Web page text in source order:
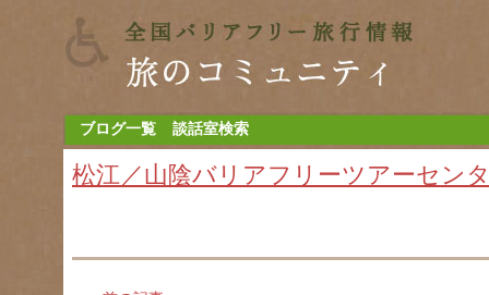
ブログ一覧 談話室検索
松江／山陰バリアフリーツアーセン